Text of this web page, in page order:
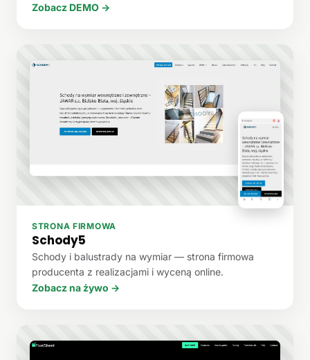
Zobacz DEMO →
STRONA FIRMOWA
Schody5
Schody i balustrady na wymiar — strona firmowa
producenta z realizacjami i wyceną online.
Zobacz na żywo →